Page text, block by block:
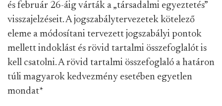
és február 26-áig várták a „társadalmi egyeztetés”
visszajelzéseit. A jogszabálytervezetek kötelező
eleme a módosítani tervezett jogszabályi pontok
mellett indoklást és rövid tartalmi összefoglalót is
kell csatolni. A rövid tartalmi összefoglaló a határon
túli magyarok kedvezmény esetében egyetlen
mondat*